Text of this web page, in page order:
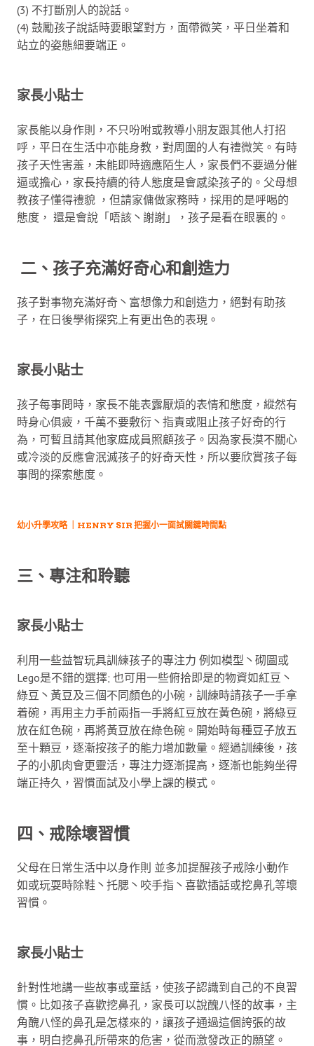
(3) 不打斷別人的說話。
(4) 鼓勵孩子說話時要眼望對方，面帶微笑，平日坐着和
站立的姿態細要端正。
家長小貼士
家長能以身作則，不只吩咐或教導小朋友跟其他人打招
呼，平日在生活中亦能身教，對周圍的人有禮微笑。有時
孩子天性害羞，未能即時適應陌生人，家長們不要過分催
逼或擔心，家長持續的待人態度是會感染孩子的。父母想
教孩子懂得禮貌 ，但請家傭做家務時，採用的是呼喝的
態度， 還是會說「唔該丶謝謝」，孩子是看在眼裏的。
二、孩子充滿好奇心和創造力
孩子對事物充滿好奇丶富想像力和創造力，絕對有助孩
子，在日後學術探究上有更出色的表現。
家長小貼士
孩子每事問時，家長不能表露厭煩的表情和態度，縱然有
時身心俱疲，千萬不要敷衍丶指責或阻止孩子好奇的行
為，可暫且請其他家庭成員照顧孩子。因為家長漠不關心
或冷淡的反應會泯滅孩子的好奇天性，所以要欣賞孩子每
事問的探索態度。
幼小升學攻略 ｜HENRY SIR 把握小一面試關鍵時間點
三、專注和聆聽
家長小貼士
利用一些益智玩具訓練孩子的專注力 例如模型丶砌圖或
Lego是不錯的選擇; 也可用一些俯拾即是的物資如紅豆丶
綠豆丶黃豆及三個不同顏色的小碗，訓練時請孩子一手拿
着碗，再用主力手前兩指一手將紅豆放在黃色碗，將綠豆
放在紅色碗，再將黃豆放在綠色碗。開始時每種豆子放五
至十顆豆，逐漸按孩子的能力增加數量。經過訓練後，孩
子的小肌肉會更靈活，專注力逐漸提高，逐漸也能夠坐得
端正持久，習慣面試及小學上課的模式。
四、戒除壞習慣
父母在日常生活中以身作則 並多加提醒孩子戒除小動作
如或玩耍時除鞋丶托腮丶咬手指丶喜歡插話或挖鼻孔等壞
習慣。
家長小貼士
針對性地講一些故事或童話，使孩子認識到自己的不良習
慣。比如孩子喜歡挖鼻孔，家長可以說醜八怪的故事，主
角醜八怪的鼻孔是怎樣來的，讓孩子通過這個誇張的故
事，明白挖鼻孔所帶來的危害，從而激發改正的願望。